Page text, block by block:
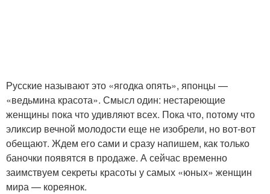
Русские называют это «ягодка опять», японцы —
«ведьмина красота». Смысл один: нестареющие
женщины пока что удивляют всех. Пока что, потому что
эликсир вечной молодости еще не изобрели, но вот-вот
обещают. Ждем его сами и сразу напишем, как только
баночки появятся в продаже. А сейчас временно
заимствуем секреты красоты у самых «юных» женщин
мира — кореянок.